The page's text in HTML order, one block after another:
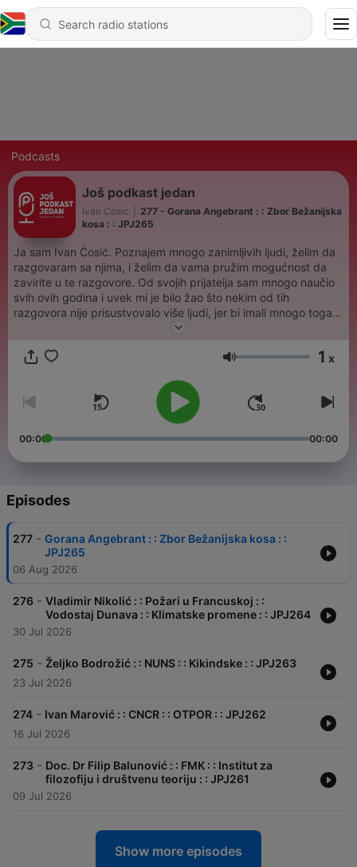
Podcasts
Još podkast jedan
Ivan Cosic
277 - Gorana Angebrant : : Zbor Bežanijska
kosa : : JPJ265
Ja sam Ivan Ćosić. Poznajem mnogo zanimljivih ljudi, želim da
razgovaram sa njima, i želim da vama pružim mogućnost da
zavirite u te razgovore. Od svojih prijatelja sam mnogo naučio
svih ovih godina i uvek mi je bilo žao što nekim od tih
razgovora nije prisustvovalo više ljudi, jer bi imali mnogo toga
da čuju. To želim da ispravim ovim podkastom. Već dvadeset
stvarima. Od 2013. godine organizovao sam konferenciju
pomogao da se ispriča preko 60 uspešnih priča.
Volume 1 x
00:00 00:00
Episodes
277 - Gorana Angebrant : : Zbor Bežanijska kosa : :
JPJ265
06 Aug 2026
276 - Vladimir Nikolić : : Požari u Francuskoj : :
Vodostaj Dunava : : Klimatske promene : : JPJ264
30 Jul 2026
275 - Željko Bodrožić : : NUNS : : Kikindske : : JPJ263
23 Jul 2026
274 - Ivan Marović : : CNCR : : OTPOR : : JPJ262
16 Jul 2026
273 - Doc. Dr Filip Balunović : : FMK : : Institut za
filozofiju i društvenu teoriju : : JPJ261
09 Jul 2026
Show more episodes